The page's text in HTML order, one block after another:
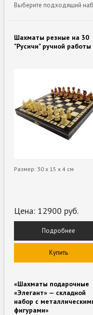
Выберите подходящий
Шахматы резные на 30
"Русичи" ручной работы
Размер: 30 х 15 х 4 см
Цена: 12900 руб.
Подробнее
Купить
«Шахматы подарочные
«Элегант» — складной
набор с
фигурами»